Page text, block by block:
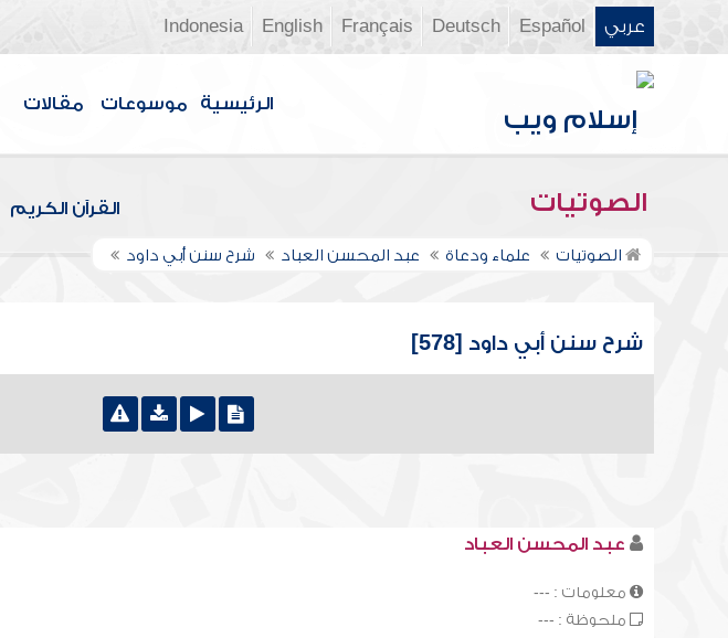
عربي Español
Deutsch
Français
English
Indonesia
الرئيسية موسوعات مقالات
الصوتيات القرآن الكريم
الصوتيات علماء ودعاة عبد المحسن العباد شرح سنن أبي داود
شرح سنن أبي داود [578]
عبد المحسن العباد
معلومات : ---
ملحوظة : ---